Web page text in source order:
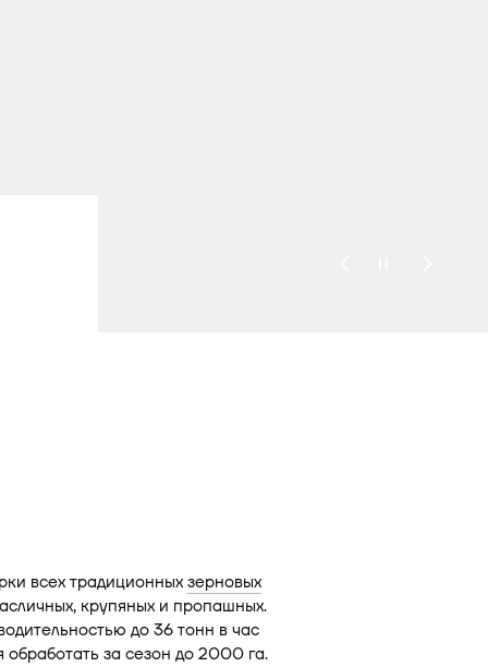
всех традиционныхзерновых
крупяных и пропашных.
до 36 тонн в час
за сезон до 2000 га.